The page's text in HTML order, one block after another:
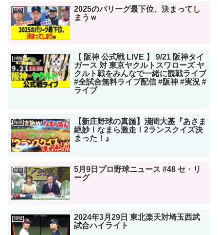
NPB
2025のパリーグ最下位、決まってし
まうｗ
NPB
【 阪神 公式戦 LIVE 】 9/21 阪神タイ
ガース 対 東京ヤクルトスワローズ ヤ
クルト戦をみんなで一緒に観戦ライブ
#全試合無料ライブ配信 #阪神 #実況 #
ライブ
NPB
【新庄野球の真髄】淺間大基『あさま
絶妙！なまら激走！2ランスクイズ決
まった！』
NPB
5月9日プロ野球ニュース #48 セ・リ
ーグ
NPB
2024年3月29日 東北楽天対埼玉西武
試合ハイライト